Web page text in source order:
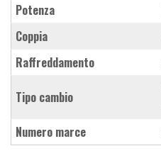
Potenza
Coppia
Raffreddamento
Tipo cambio
Numero marce